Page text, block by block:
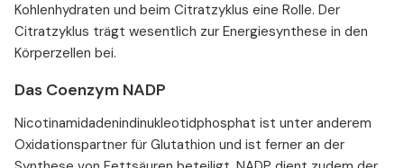
Kohlenhydraten und beim Citratzyklus eine Rolle. Der
Citratzyklus trägt wesentlich zur Energiesynthese in den
Körperzellen bei.
Das Coenzym NADP
Nicotinamidadenindinukleotidphosphat ist unter anderem
Oxidationspartner für Glutathion und ist ferner an der